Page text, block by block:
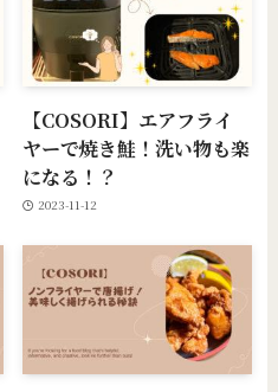
【COSORI】エアフライ
ヤーで焼き鮭！洗い物も楽
になる！？
2023-11-12